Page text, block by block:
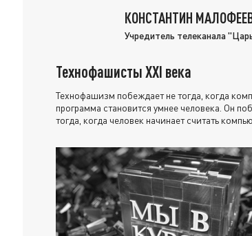
КОНСТАНТИН
Учредитель телеканала
Технофашисты XXI века
Технофашизм побеждает не тогда, когда
программа становится умнее человека. Он
тогда, когда человек начинает считать